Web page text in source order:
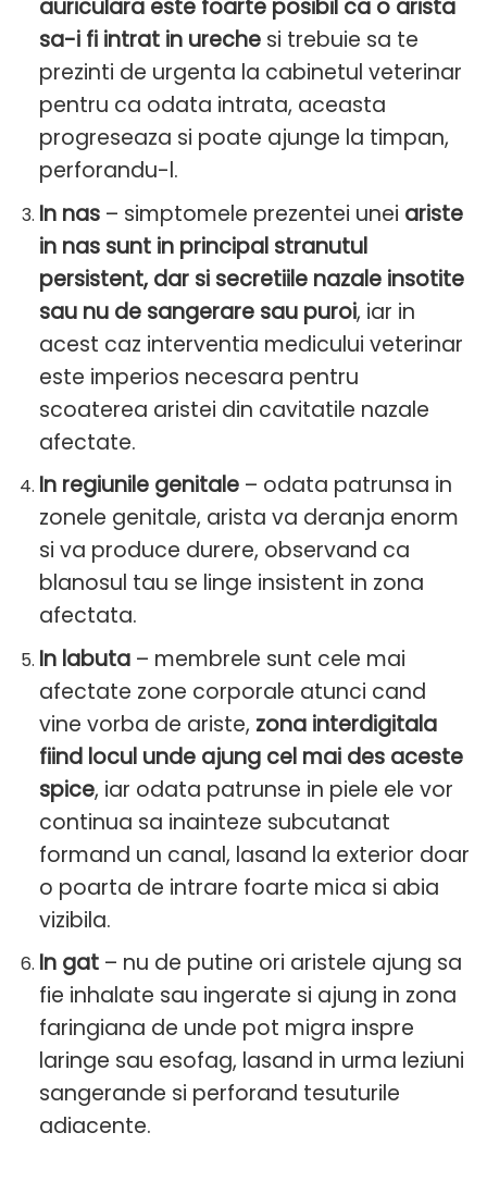
auriculara este foarte posibil ca o arista
sa-i fi intrat in urechesi trebuie sa te
prezinti de urgenta la cabinetul veterinar
pentru ca odata intrata, aceasta
progreseaza si poate ajunge la timpan,
perforandu-l.
In nas– simptomele prezentei unei ariste
in nas sunt in principal stranutul
persistent, dar si secretiile nazale insotite
sau nu de sangerare sau puroi, iar in
acest caz interventia medicului veterinar
este imperios necesara pentru
scoaterea aristei din cavitatile nazale
afectate.
In regiunile genitale– odata patrunsa in
zonele genitale, arista va deranja enorm
si va produce durere, observand ca
blanosul tau se linge insistent in zona
afectata.
In labuta– membrele sunt cele mai
afectate zone corporale atunci cand
vine vorba de ariste, zona interdigitala
fiind locul unde ajung cel mai des aceste
spice, iar odata patrunse in piele ele vor
continua sa inainteze subcutanat
formand un canal, lasand la exterior doar
o poarta de intrare foarte mica si abia
vizibila.
In gat– nu de putine ori aristele ajung sa
fie inhalate sau ingerate si ajung in zona
faringiana de unde pot migra inspre
laringe sau esofag, lasand in urma leziuni
sangerande si perforand tesuturile
adiacente.